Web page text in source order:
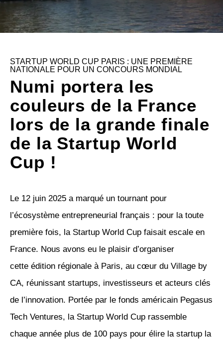
STARTUP WORLD CUP PARIS : UNE PREMIÈRE
NATIONALE POUR UN CONCOURS MONDIAL
Numi portera les
couleurs de la France
lors de la grande finale
de la Startup World
Cup !
Le 12 juin 2025 a marqué un tournant pour
l’écosystème entrepreneurial français : pour la toute
première fois, la Startup World Cup faisait escale en
France. Nous avons eu le plaisir d’organiser
cette édition régionale à Paris, au cœur du Village by
CA, réunissant startups, investisseurs et acteurs clés
de l’innovation. Portée par le fonds américain Pegasus
Tech Ventures, la Startup World Cup rassemble
chaque année plus de 100 pays pour élire la startup la